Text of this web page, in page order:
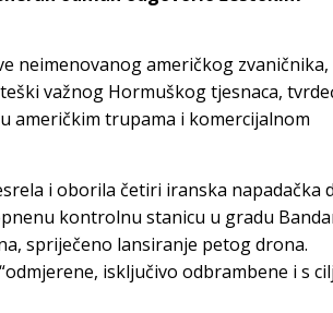
neimenovanog američkog zvaničnika,
važnog Hormuškog tjesnaca,
američkim trupama i komercijalnom
i oborila četiri iranska napadačka
kontrolnu stanicu u gradu
spriječeno lansiranje petog drona.
isključivo odbrambene i s